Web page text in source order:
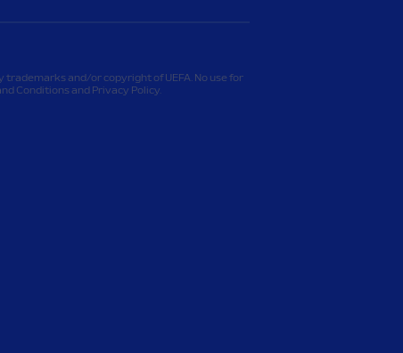
trademarks and/or copyright of UEFA. No use for
Conditions and Privacy Policy.